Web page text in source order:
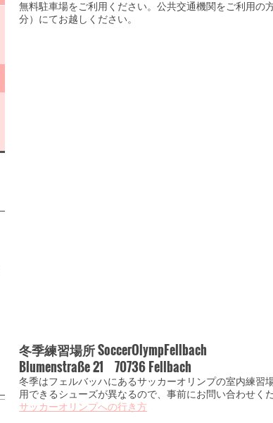
無料駐車場をご利用ください。公共交通機関をご利用の
分）にてお越しください。
冬季練習場所 SoccerOlympFellbach
Blumenstraße 21 70736 Fellbach
冬季はフェルバッハにあるサッカーオリンプの室内練習
用できるシューズが異なるので、事前にお問い合わせくだ
サッカーオリンプへの行き方